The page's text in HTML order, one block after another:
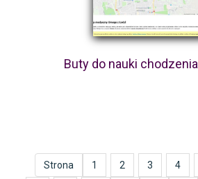
Buty do nauki
Strona 1 2 3 4